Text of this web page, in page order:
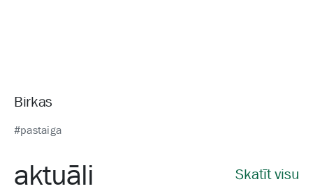
Birkas
#pastaiga
aktuāli Skatīt visu